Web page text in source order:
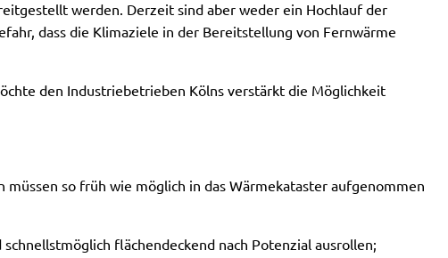
werden. Derzeit sind aber weder ein Hochlauf der
dass die Klimaziele in der Bereitstellung von Fernwärme
den Industriebetrieben Kölns verstärkt die Möglichkeit
so früh wie möglich in das Wärmekataster aufgenommen
flächendeckend nach Potenzial ausrollen;